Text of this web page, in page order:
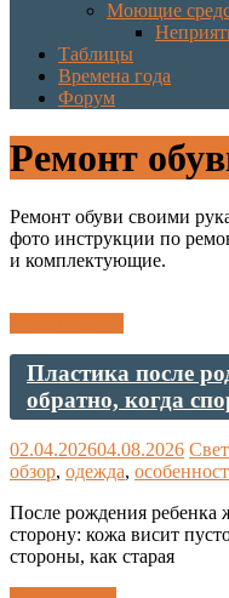
Моющие
Таблицы
Времена года
Форум
Ремонт
Ремонт обуви своими
фото инструкции по
и комплектующие.
Пластика после
обратно, когда
02.04.202604.08.2026
обзор, одежда,
После рождения ребенка
сторону: кожа висит
стороны, как старая